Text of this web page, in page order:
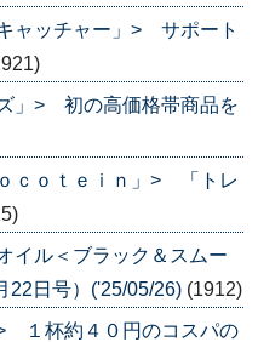
ャッチャー」> サポート
」> 初の高価格帯商品を
ｃｏｔｅｉｎ」> 「トレ
イル＜ブラック＆スムー
日号）('25/05/26) (1912)
１杯約４０円のコスパの